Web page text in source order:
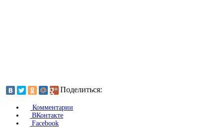
Поделиться:
Комментарии
ВКонтакте
Facebook